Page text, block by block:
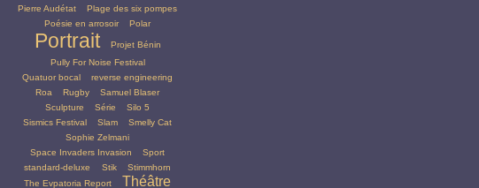
Pierre Audétat
Plage des six pompes
Poésie en arrosoir
Polar
Portrait
Projet Bénin
Pully For Noise Festival
Quatuor bocal
reverse engineering
Roa
Rugby
Samuel Blaser
Sculpture
Série
Silo 5
Sismics Festival
Slam
Smelly Cat
Sophie Zelmani
Space Invaders Invasion
Sport
standard-deluxe
Stik
Stimmhorn
The Evpatoria Report
Théâtre